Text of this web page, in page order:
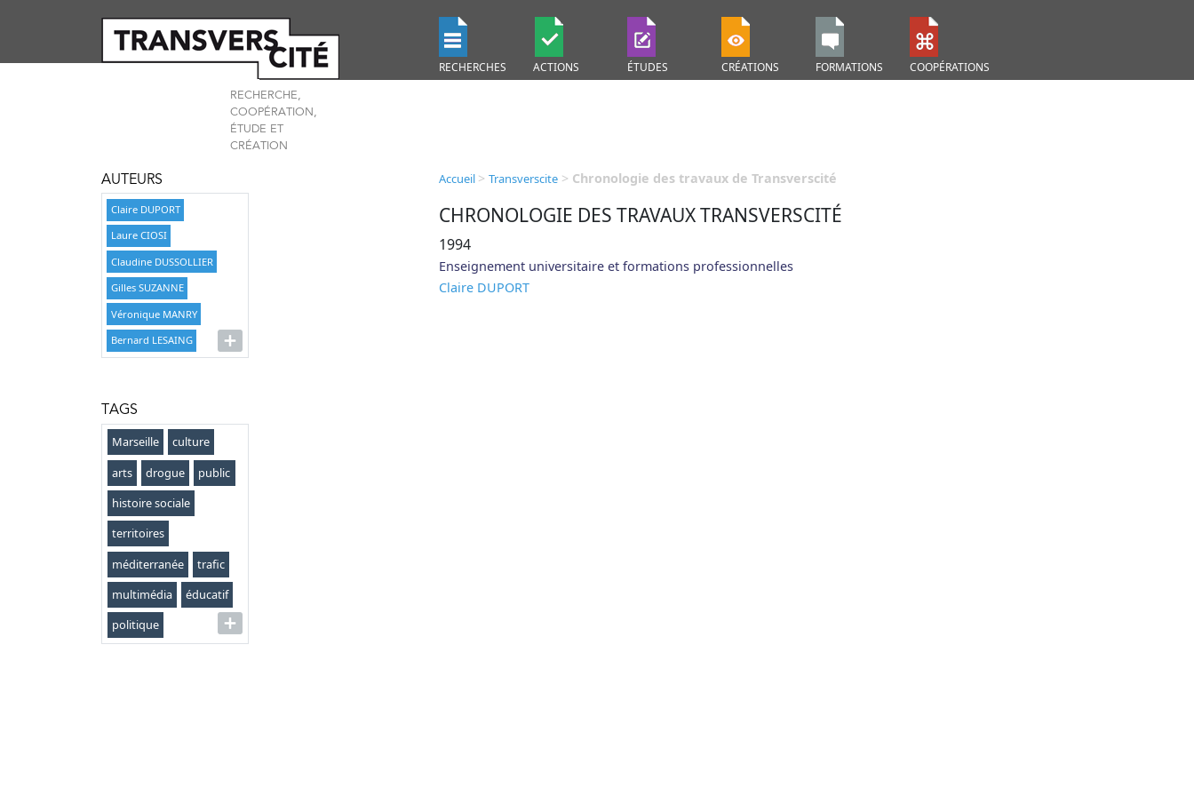
RECHERCHES ACTIONS ÉTUDES CRÉATIONS FORMATIONS COOPÉRATIONS
RECHERCHE,
COOPÉRATION,
ÉTUDE ET
CRÉATION
AUTEURS
Claire DUPORT
Laure CIOSI
Claudine DUSSOLLIER
Gilles SUZANNE
Véronique MANRY
Bernard LESAING
TAGS
Marseille
culture
arts
drogue
public
histoire sociale
territoires
méditerranée
trafic
multimédia
éducatif
politique
Accueil > Transverscite > Chronologie des travaux de Transverscité
CHRONOLOGIE DES TRAVAUX TRANSVERSCITÉ
1994
Enseignement universitaire et formations professionnelles
Claire DUPORT